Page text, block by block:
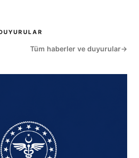
Tüm haberler ve duyurular